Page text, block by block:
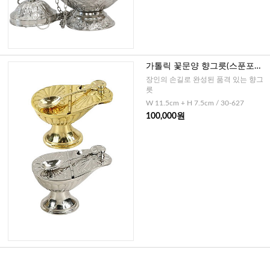
가톨릭 꽃문양 향그릇(스푼포함)
-독일(골드,실버)
장인의 손길로 완성된 품격 있는 향그
릇
W 11.5cm + H 7.5cm / 30-627
100,000원